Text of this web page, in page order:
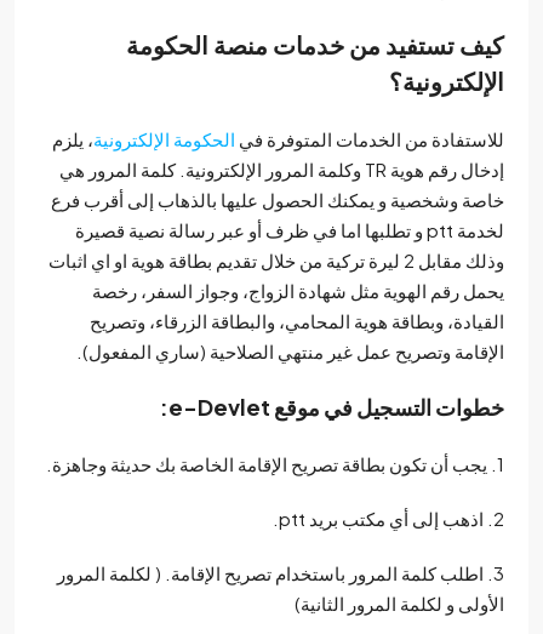
تستفيد من خدمات منصة الحكومة
من الخدمات المتوفرة فيالحكومة الإلكترونية، يلزم
إدخال رقم هوية TR وكلمة المرور الإلكترونية. كلمة المرور هي
وشخصية و يمكنك الحصول عليها بالذهاب إلى أقرب فرع
لخدمة ptt و تطلبها اما في ظرف أو عبر رسالة نصية قصيرة
وذلك مقابل 2 ليرة تركية من خلال تقديم بطاقة هوية او اي اثبات
رقم الهوية مثل شهادة الزواج، وجواز السفر، رخصة
وبطاقة هوية المحامي، والبطاقة الزرقاء، وتصريح
وتصريح عمل غير منتهي الصلاحية (ساري المفعول).
التسجيل في موقعe-Devlet
:
اطلب كلمة المرور باستخدام تصريح الإقامة. ( لكلمة المرور
و لكلمة المرور الثانية)